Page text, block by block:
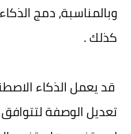
وبالمناسبة، دمج
كذلك .
قد يعمل الذكاء
تعديل الوصفة لتتوافق